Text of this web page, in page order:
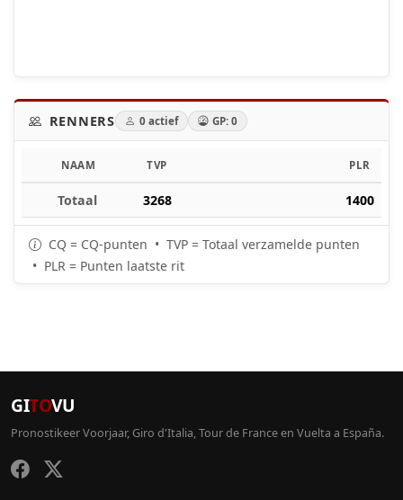
RENNERS 0 actief GP: 0
NAAM TVP PLR
Totaal 3268 1400
CQ = CQ-punten • TVP = Totaal verzamelde punten
• PLR = Punten laatste rit
GITOVU
Pronostikeer Voorjaar, Giro d'Italia, Tour de France en Vuelta a España.